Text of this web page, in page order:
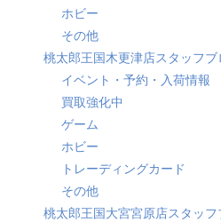
ホビー
その他
桃太郎王国木更津店スタッフブ
イベント・予約・入荷情報
買取強化中
ゲーム
ホビー
トレーディングカード
その他
桃太郎王国大宮宮原店スタッフ